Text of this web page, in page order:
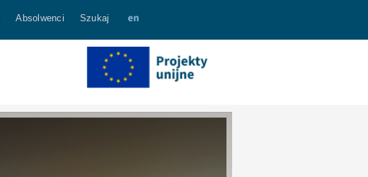
Absolwenci Szukaj